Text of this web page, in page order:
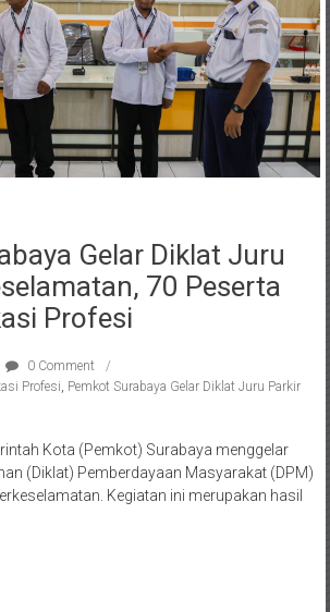
Gelar Diklat Juru
70 Peserta
Profesi
0 Comment
Profesi, Pemkot Surabaya Gelar Diklat Juru Parkir
Kota (Pemkot) Surabaya menggelar
(Diklat) Pemberdayaan Masyarakat (DPM)
Kegiatan ini merupakan hasil